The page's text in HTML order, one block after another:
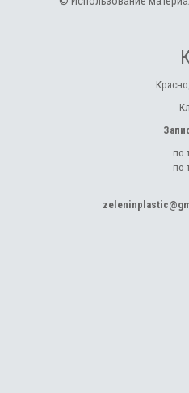
по
по